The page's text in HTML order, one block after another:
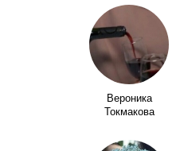
Вероника
Токмакова